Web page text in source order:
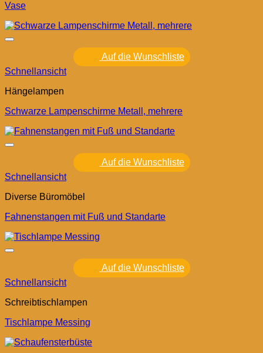
Vase
Auf die Wunschliste
Schnellansicht
Hängelampen
Schwarze Lampenschirme Metall, mehrere
Auf die Wunschliste
Schnellansicht
Diverse Büromöbel
Fahnenstangen mit Fuß und Standarte
Auf die Wunschliste
Schnellansicht
Schreibtischlampen
Tischlampe Messing